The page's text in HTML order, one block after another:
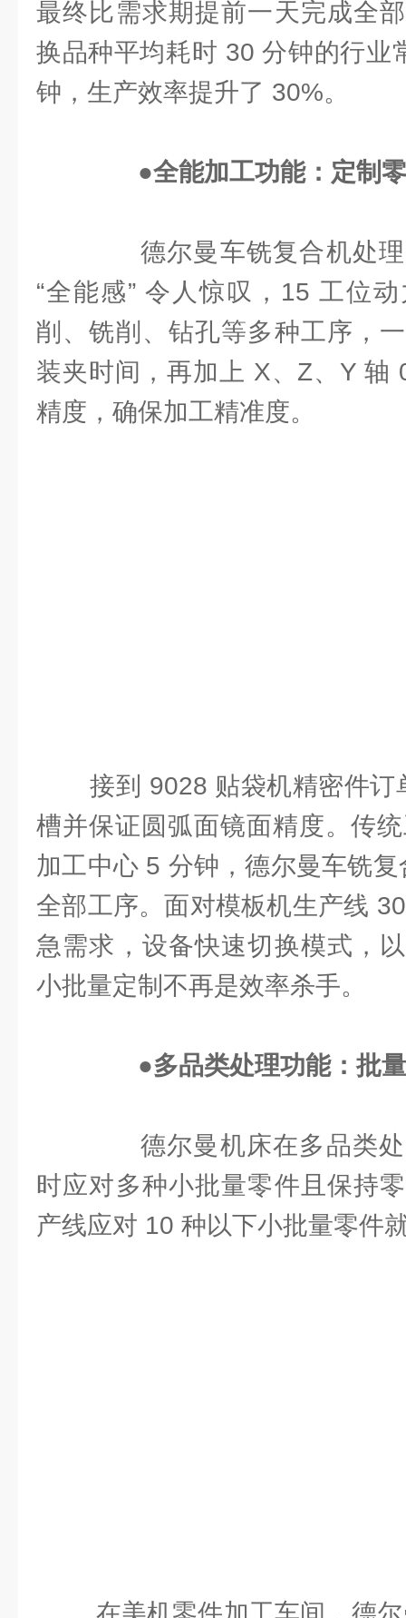
最终比需求期提前一天完成全
换品种平均耗时 30 分钟的行业
钟，生产效率提升了 30%。
●全能加工功能：定制
德尔曼车铣复合机处理
“全能感” 令人惊叹，15 工位
削、铣削、钻孔等多种工序，
装夹时间，再加上 X、Z、Y 轴
精度，确保加工精准度。
接到 9028 贴袋机精密件订
槽并保证圆弧面镜面精度。传
加工中心 5 分钟，德尔曼车铣
全部工序。面对模板机生产线
急需求，设备快速切换模式，
小批量定制不再是效率杀手。
●多品类处理功能：批
德尔曼机床在多品类处
时应对多种小批量零件且保持
产线应对 10 种以下小批量零件